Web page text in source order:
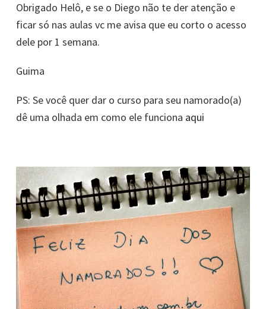
Obrigado Helô, e se o Diego não te der atenção e
ficar só nas aulas vc me avisa que eu corto o acesso
dele por 1 semana.
Guima
PS: Se você quer dar o curso para seu namorado(a)
dê uma olhada em como ele funciona aqui